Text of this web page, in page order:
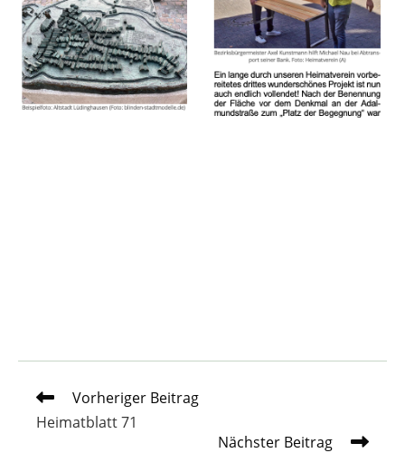
Weitere
Artikel
ansehen
Vorheriger Beitrag
Heimatblatt 71
Nächster Beitrag